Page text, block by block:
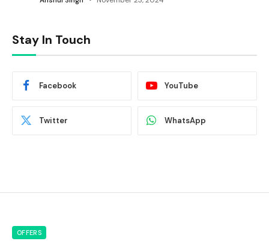
Stay In Touch
Facebook YouTube
Twitter WhatsApp
OFFERS